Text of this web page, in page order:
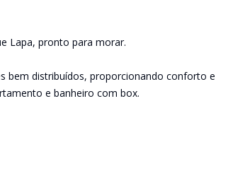
Lapa, pronto para morar.
bem distribuídos, proporcionando conforto e
e banheiro com box.